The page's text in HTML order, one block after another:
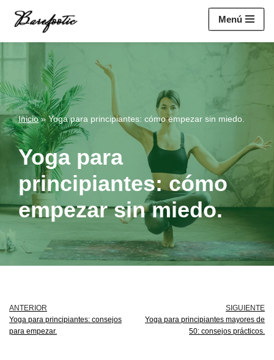
Saltar
contenido
Menú
Inicio»Yoga para principiantes: cómo empezar sin miedo.
Yoga para
principiantes: cómo
empezar sin miedo.
ANTERIOR
Yoga para principiantes: consejos
para empezar.
SIGUIENTE
Yoga para principiantes mayores de
50: consejos prácticos.